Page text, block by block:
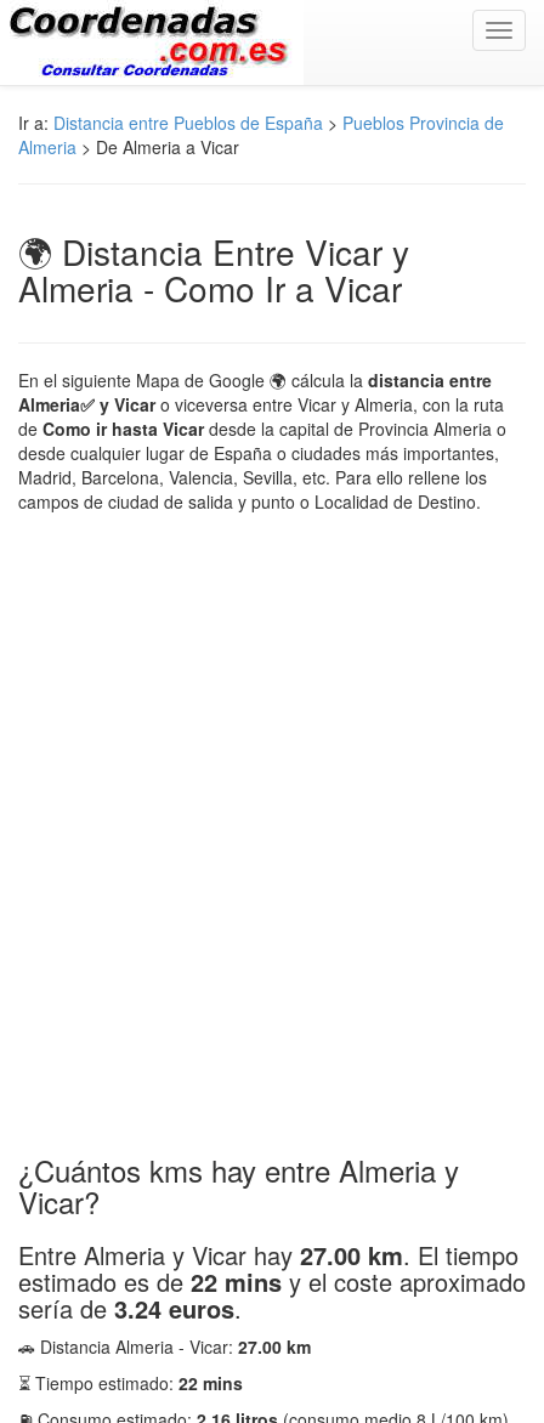
Ir a: Distancia entre Pueblos de España > Pueblos Provincia de
Almeria > De Almeria a Vicar
🌍 Distancia Entre Vicar y
Almeria - Como Ir a Vicar
En el siguiente Mapa de Google 🌍 cálcula la distancia entre
Almeria✅ y Vicaro viceversa entre Vicar y Almeria, con la ruta
de Como ir hasta Vicardesde la capital de Provincia Almeria o
desde cualquier lugar de España o ciudades más importantes,
Madrid, Barcelona, Valencia, Sevilla, etc. Para ello rellene los
campos de ciudad de salida y punto o Localidad de Destino.
¿Cuántos kms hay entre Almeria y
Vicar?
Entre Almeria y Vicar hay 27.00 km. El tiempo
estimado es de 22 minsy el coste aproximado
sería de 3.24 euros.
🚗 Distancia Almeria - Vicar: 27.00 km
⏳ Tiempo estimado: 22 mins